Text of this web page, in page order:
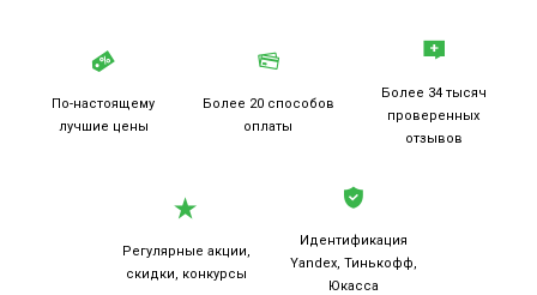
По-настоящему
лучшие цены
Более 20 способов
оплаты
Более 34 тысяч
проверенных
отзывов
Регулярные акции,
скидки, конкурсы
Идентификация
Yandex, Тинькофф,
Юкасса